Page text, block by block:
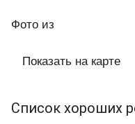
Фото из
Показать на карте
Список хороших